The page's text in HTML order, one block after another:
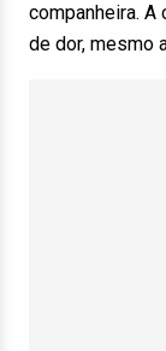
companheira. A
de dor, mesmo